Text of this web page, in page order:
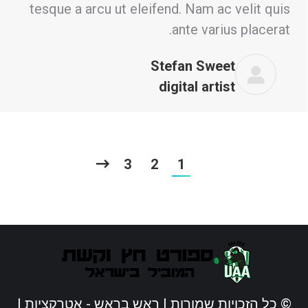
tesque a arcu ut eleifend. Nam ac velit quis
ante varius placerat.
Stefan Sweet
digital artist
1
2
3
© כל הזכויות שמורות | ראש בראש - אטרקציות |